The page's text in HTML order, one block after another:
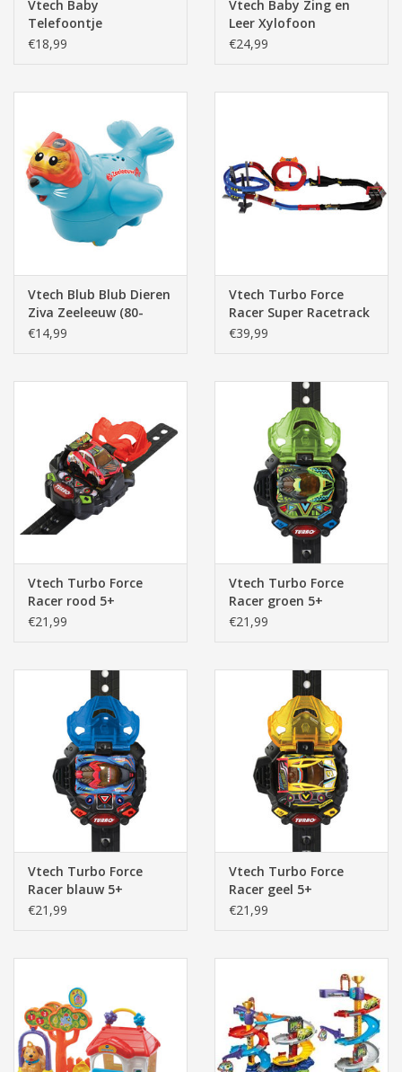
Vtech Baby
Telefoontje
€18,99
Vtech Baby Zing en
Leer Xylofoon
€24,99
Vtech Blub Blub Dieren
Ziva Zeeleeuw (80-
187423)
€14,99
Vtech Turbo Force
Racer Super Racetrack
set 5+
€39,99
Vtech Turbo Force
Racer rood 5+
€21,99
Vtech Turbo Force
Racer groen 5+
€21,99
Vtech Turbo Force
Racer blauw 5+
€21,99
Vtech Turbo Force
Racer geel 5+
€21,99